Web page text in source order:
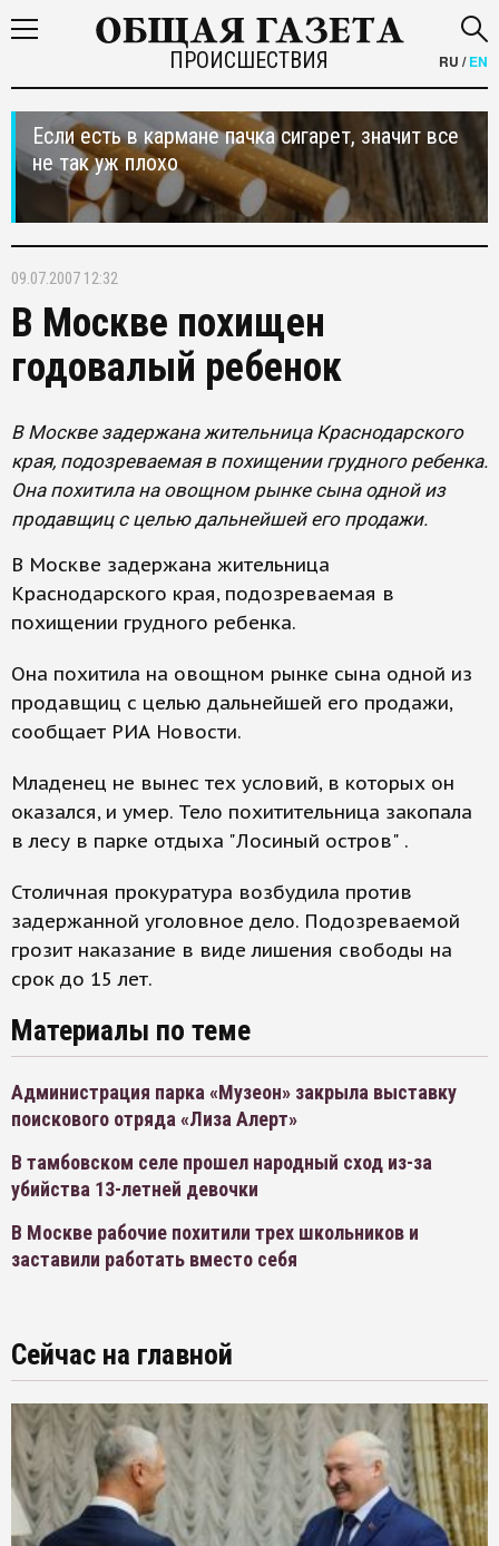
ПРОИСШЕСТВИЯ RU /EN
Если есть в кармане пачка сигарет, значит все
не так уж плохо
09.07.2007 12:32
В Москве похищен
годовалый ребенок
В Москве задержана жительница Краснодарского
края, подозреваемая в похищении грудного ребенка.
Она похитила на овощном рынке сына одной из
продавщиц с целью дальнейшей его продажи.
В Москве задержана жительница
Краснодарского края, подозреваемая в
похищении грудного ребенка.
Она похитила на овощном рынке сына одной из
продавщиц с целью дальнейшей его продажи,
сообщает РИА Новости.
Младенец не вынес тех условий, в которых он
оказался, и умер. Тело похитительница закопала
в лесу в парке отдыха "Лосиный остров" .
Столичная прокуратура возбудила против
задержанной уголовное дело. Подозреваемой
грозит наказание в виде лишения свободы на
срок до 15 лет.
Материалы по теме
Администрация парка «Музеон» закрыла выставку
поискового отряда «Лиза Алерт»
В тамбовском селе прошел народный сход из-за
убийства 13-летней девочки
В Москве рабочие похитили трех школьников и
заставили работать вместо себя
Сейчас на главной